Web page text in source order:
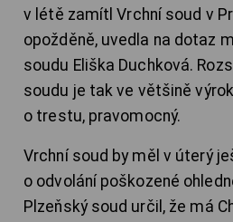
v létě zamítl Vrchní soud v
opožděně, uvedla na dotaz
soudu Eliška Duchková.
soudu je tak ve většině
o trestu, pravomocný.
Vrchní soud by měl v úterý
o odvolání poškozené
Plzeňský soud určil, že má